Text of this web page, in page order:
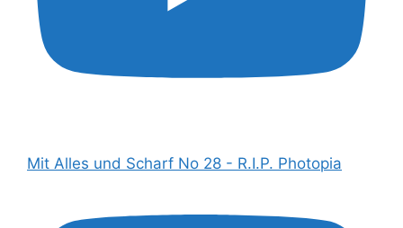
Mit Alles und Scharf No 28 - R.I.P. Photopia